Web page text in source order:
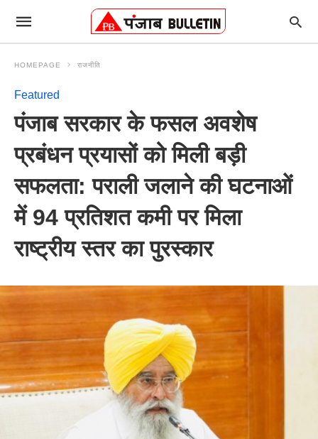
HOMEPAGE राजनीति
Featured
पंजाब सरकार के फसल अवशेष
प्रबंधन प्रयासों को मिली बड़ी
सफलता: पराली जलाने की घटनाओं
में 94 प्रतिशत कमी पर मिला
राष्ट्रीय स्तर का पुरस्कार